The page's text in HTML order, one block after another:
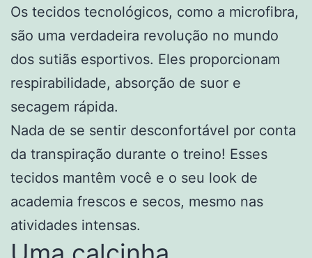
Os tecidos tecnológicos, como a microfibra,
são uma verdadeira revolução no mundo
dos sutiãs esportivos. Eles proporcionam
respirabilidade, absorção de suor e
secagem rápida.
Nada de se sentir desconfortável por conta
da transpiração durante o treino! Esses
tecidos mantêm você e o seu look de
academia frescos e secos, mesmo nas
atividades intensas.